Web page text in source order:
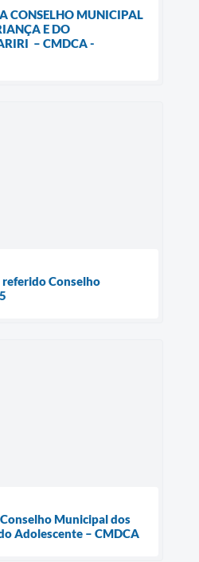
CONSELHO MUNICIPAL
E DO
– CMDCA -
Conselho
Municipal dos
Adolescente – CMDCA